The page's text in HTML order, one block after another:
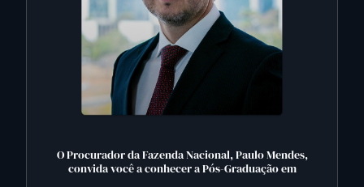
O Procurador da Fazenda Nacional, Paulo Mendes,
convida você a conhecer a Pós-Graduação em